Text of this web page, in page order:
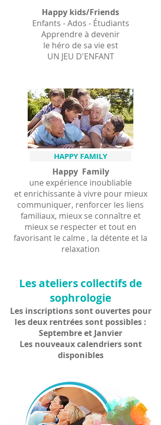
Happy kids/Friends
Enfants - Ados - Étudiants
Apprendre à devenir
le héro de sa vie est
UN JEU D'ENFANT
HAPPY FAMILY
Happy Family
une expérience inoubliable
et enrichissante à vivre pour mieux
communiquer, renforcer les liens
familiaux, mieux se connaître et
mieux se respecter et tout en
favorisant le calme , la détente et la
relaxation
Les ateliers collectifs de
sophrologie
Les inscriptions sont ouvertes pour
les deux rentrées sont possibles :
Septembre et Janvier
Les nouveaux calendriers sont
disponibles